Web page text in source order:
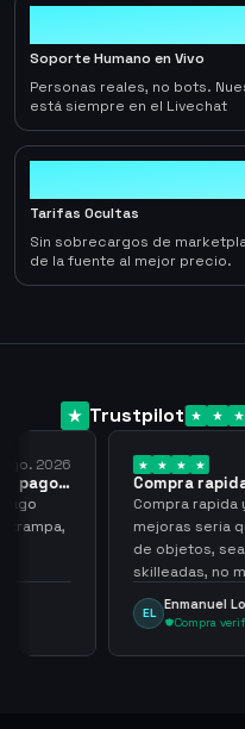
Soporte Humano en Vivo
Personas reales, no bots.
está siempre en el Livechat
Tarifas Ocultas
Sin sobrecargos de
de la fuente al mejor precio.
Trustpilot
2026
pago…
trampa,
Compra
Compra rapida
mejoras seria
de objetos,
skilleadas, no
tampoco una
comprometer
EL
Enmanuel
Compra